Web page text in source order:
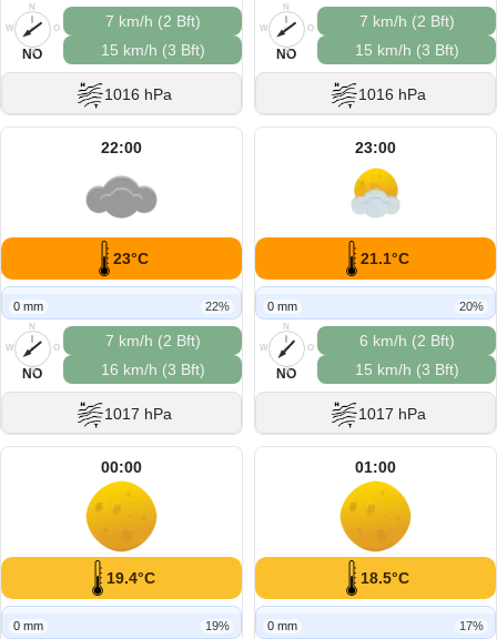
N
O
S
W
NO
7 km/h (2 Bft)
15 km/h (3 Bft)
1016 hPa
N
O
S
W
NO
7 km/h (2 Bft)
15 km/h (3 Bft)
1016 hPa
22:00
23°C
0 mm 22%
N
O
S
W
NO
7 km/h (2 Bft)
16 km/h (3 Bft)
1017 hPa
23:00
21.1°C
0 mm 20%
N
O
S
W
NO
6 km/h (2 Bft)
15 km/h (3 Bft)
1017 hPa
00:00
19.4°C
0 mm 19%
01:00
18.5°C
0 mm 17%